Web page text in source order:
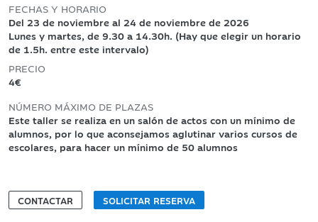
FECHAS Y HORARIO
Del 23 de noviembre al 24 de noviembre de 2026
Lunes y martes, de 9.30 a 14.30h. (Hay que elegir un horario
de 1.5h. entre este intervalo)
PRECIO
4€
NÚMERO MÁXIMO DE PLAZAS
Este taller se realiza en un salón de actos con un mínimo de
alumnos, por lo que aconsejamos aglutinar varios cursos de
escolares, para hacer un mínimo de 50 alumnos
CONTACTAR SOLICITAR RESERVA